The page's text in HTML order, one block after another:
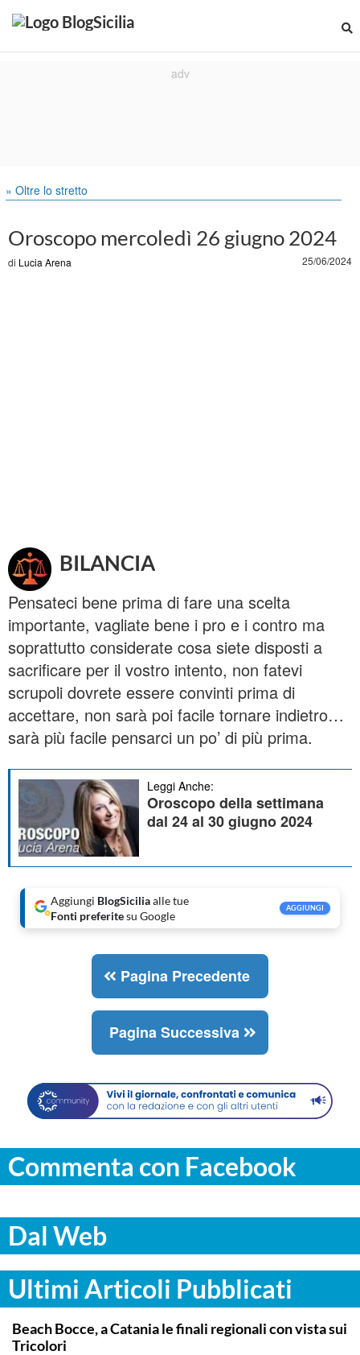
» Oltre lo stretto
Oroscopo mercoledì 26 giugno 2024
di Lucia Arena 25/06/2024
BILANCIA
Pensateci bene prima di fare una scelta
importante, vagliate bene i pro e i contro ma
soprattutto considerate cosa siete disposti a
sacrificare per il vostro intento, non fatevi
scrupoli dovrete essere convinti prima di
accettare, non sarà poi facile tornare indietro…
sarà più facile pensarci un po’ di più prima.
Leggi Anche:
Oroscopo della settimana
dal 24 al 30 giugno 2024
Aggiungi BlogSiciliaalle tue
Fonti preferitesu Google
AGGIUNGI
Pagina Precedente
Pagina Successiva
Commenta con Facebook
Dal Web
Ultimi Articoli Pubblicati
COMMUNITY
Beach Bocce, a Catania le finali regionali con vista sui
Tricolori